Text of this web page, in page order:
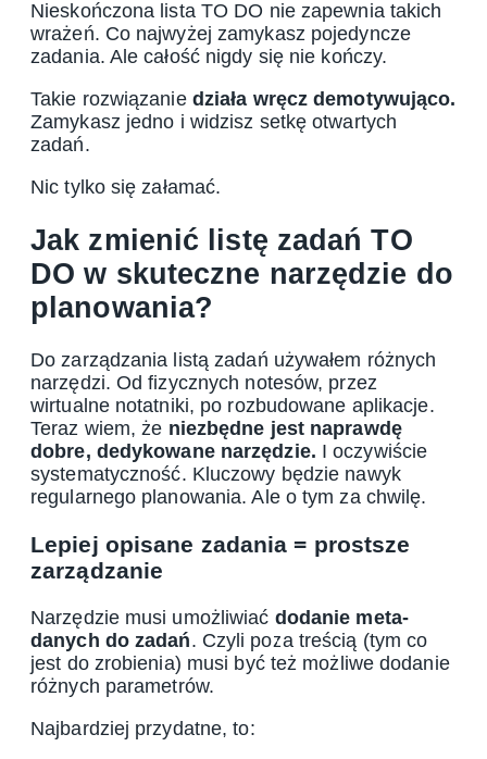
Nieskończona lista TO DO nie zapewnia takich
wrażeń. Co najwyżej zamykasz pojedyncze
zadania. Ale całość nigdy się nie kończy.
Takie rozwiązaniedziała wręcz demotywująco.
Zamykasz jedno i widzisz setkę otwartych
zadań.
Nic tylko się załamać.
Jak zmienić listę zadań TO
DO w skuteczne narzędzie do
planowania?
Do zarządzania listą zadań używałem różnych
narzędzi. Od fizycznych notesów, przez
wirtualne notatniki, po rozbudowane aplikacje.
Teraz wiem, że niezbędne jest naprawdę
dobre, dedykowane narzędzie. I oczywiście
systematyczność. Kluczowy będzie nawyk
regularnego planowania. Ale o tym za chwilę.
Lepiej opisane zadania = prostsze
zarządzanie
Narzędzie musi umożliwiać dodanie meta-
danych do zadań. Czyli poza treścią (tym co
jest do zrobienia) musi być też możliwe dodanie
różnych parametrów.
Najbardziej przydatne, to: